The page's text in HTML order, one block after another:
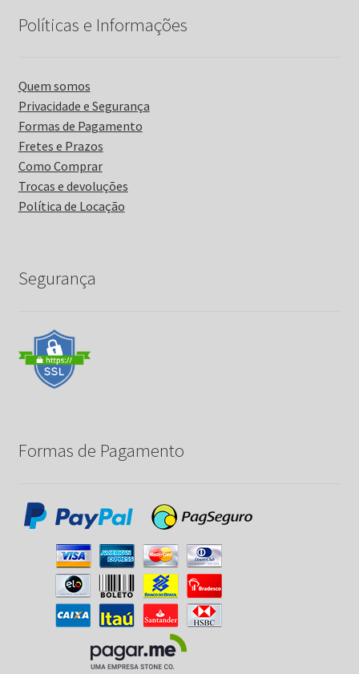
Políticas e Informações
Quem somos
Privacidade e Segurança
Formas de Pagamento
Fretes e Prazos
Como Comprar
Trocas e devoluções
Política de Locação
Segurança
Formas de Pagamento